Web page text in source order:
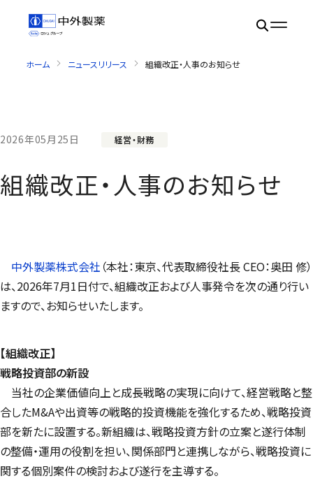
ホーム ニュースリリース 組織改正・人事のお知らせ
2026年05月25日 経営・財務
組織改正・人事のお知らせ
中外製薬株式会社 （本社：東京、代表取締役社長 CEO：奥田 修）
は、2026年7月1日付で、組織改正および人事発令を次の通り行い
ますので、お知らせいたします。
【組織改正】
戦略投資部の新設
当社の企業価値向上と成長戦略の実現に向けて、経営戦略と整
合したM&Aや出資等の戦略的投資機能を強化するため、戦略投資
部を新たに設置する。新組織は、戦略投資方針の立案と遂行体制
の整備・運用の役割を担い、関係部門と連携しながら、戦略投資に
関する個別案件の検討および遂行を主導する。